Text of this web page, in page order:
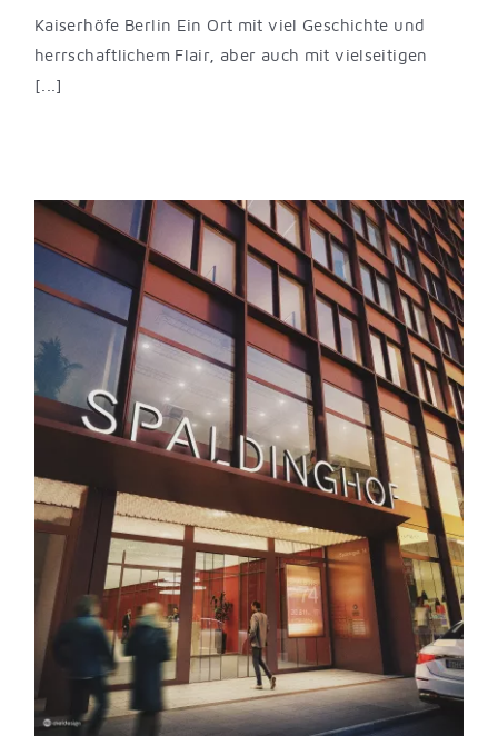
Kaiserhöfe Berlin Ein Ort mit viel Geschichte und
herrschaftlichem Flair, aber auch mit vielseitigen
[...]